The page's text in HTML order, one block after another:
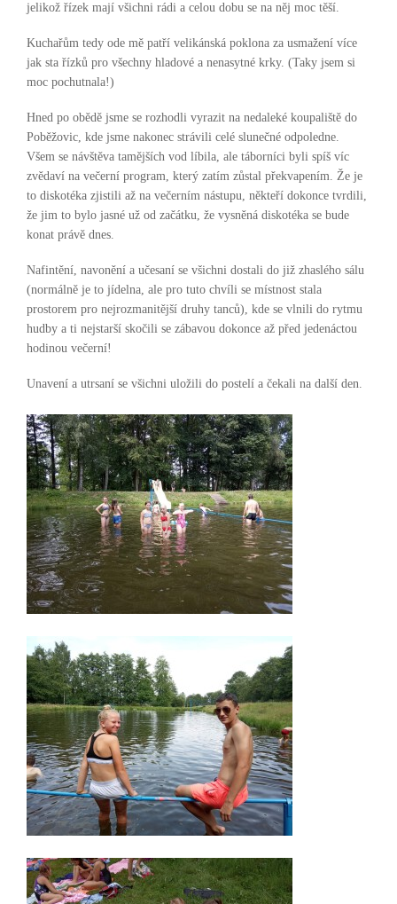
jelikož řízek mají všichni rádi a celou dobu se na něj moc těší.
Kuchařům tedy ode mě patří velikánská poklona za usmažení více
jak sta řízků pro všechny hladové a nenasytné krky. (Taky jsem si
moc pochutnala!)
Hned po obědě jsme se rozhodli vyrazit na nedaleké koupaliště do
Poběžovic, kde jsme nakonec strávili celé slunečné odpoledne.
Všem se návštěva tamějších vod líbila, ale táborníci byli spíš víc
zvědaví na večerní program, který zatím zůstal překvapením. Že je
to diskotéka zjistili až na večerním nástupu, někteří dokonce tvrdili,
že jim to bylo jasné už od začátku, že vysněná diskotéka se bude
konat právě dnes.
Nafintění, navonění a učesaní se všichni dostali do již zhaslého sálu
(normálně je to jídelna, ale pro tuto chvíli se místnost stala
prostorem pro nejrozmanitější druhy tanců), kde se vlnili do rytmu
hudby a ti nejstarší skočili se zábavou dokonce až před jedenáctou
hodinou večerní!
Unavení a utrsaní se všichni uložili do postelí a čekali na další den.